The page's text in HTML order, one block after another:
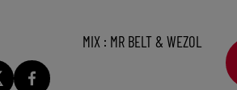
MIX : MR BELT & WEZOL